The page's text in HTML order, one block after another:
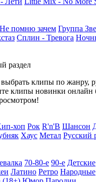
помню зачем Группа
Сплин - Тревога
раздел
клипы по жанру,
клипы новинки онлайн
хоп Рок R'n'B Шансон
Хаус Метал Русский
70-80-е 90-е Детские
Латино Ретро Народные